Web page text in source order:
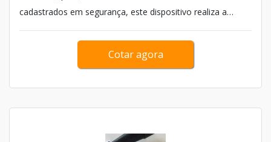
cadastrados em segurança, este dispositivo realiza a
leitura de todas tecnologias de RFID do mundo. Além de
ler todos crachás rfid do mercado, o dispositivo dispõe de
uma leitura extremamente rápida, realizando a
Cotar agora